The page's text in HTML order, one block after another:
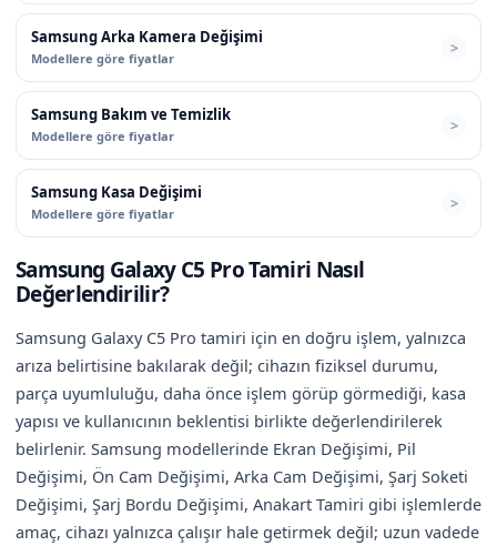
Samsung Arka Kamera Değişimi
Modellere göre fiyatlar
Samsung Bakım ve Temizlik
Modellere göre fiyatlar
Samsung Kasa Değişimi
Modellere göre fiyatlar
Samsung Galaxy C5 Pro Tamiri Nasıl
Değerlendirilir?
Samsung Galaxy C5 Pro tamiri için en doğru işlem, yalnızca
arıza belirtisine bakılarak değil; cihazın fiziksel durumu,
parça uyumluluğu, daha önce işlem görüp görmediği, kasa
yapısı ve kullanıcının beklentisi birlikte değerlendirilerek
belirlenir. Samsung modellerinde Ekran Değişimi, Pil
Değişimi, Ön Cam Değişimi, Arka Cam Değişimi, Şarj Soketi
Değişimi, Şarj Bordu Değişimi, Anakart Tamiri gibi işlemlerde
amaç, cihazı yalnızca çalışır hale getirmek değil; uzun vadede